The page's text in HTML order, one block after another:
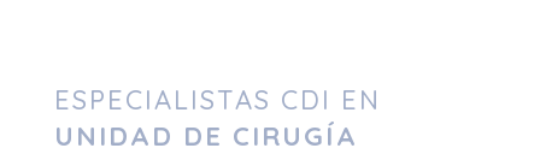
ESPECIALISTAS CDI EN
UNIDAD DE CIRUGÍA